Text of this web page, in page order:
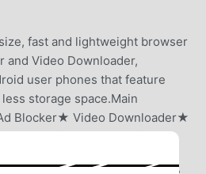
fast and lightweight browser
Video Downloader,
user phones that feature
storage space.Main
Blocker★ Video Downloader★
Mode★ Screenshot★ QR-
Bookmarks &